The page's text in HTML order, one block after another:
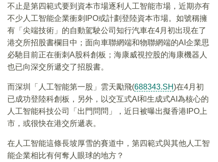
不止是第四範式要到資本市場逐利人工智能市場，近期亦有
不少人工智能企業衝刺IPO或計劃登陸資本市場。如號稱擁
有「尖端技術」的自動駕駛公司知行汽車在4月初出現在了
港交所招股書欄目中；面向車聯網端和物聯網端的AI企業思
必馳目前正在衝刺A股科創板；海康威視控股的海康機器人
也已向深交所遞交了招股書。
而深圳「人工智能第一股」雲天勵飛(688343.SH)在4月初
已成功登陸科創板，另外，以交互式AI和生成式AI為核心的
人工智能科技公司「出門問問」，近日被曝出擬香港IPO上
市，或很快在港交所遞表。
在人工智能這條長坡厚雪的賽道中，第四範式與其他人工智
能企業相比有何奪人眼球的地方？